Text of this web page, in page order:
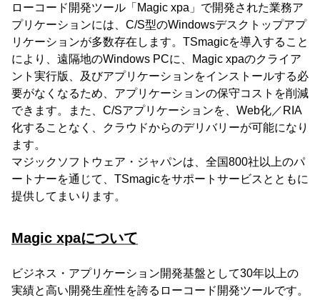
ローコード開発ツール「Magic xpa」で開発された業務ア
プリケーションには、C/S型のWindowsデスクトップアプ
リケーションが多数存在します。TSmagicを導入すること
により、遠隔地のWindows PCに、Magic xpaのクライア
ント実行版、及びアプリケーションをインストールする必
要がなくなるため、アプリケーションの保守コストを削減
できます。また、C/Sアプリケーションを、Web化／RIA
化することなく、クラウドからのデリバリーが可能になり
ます。
マジックソフトウェア・ジャパンは、全国800社以上のパ
ートナーを通じて、TSmagicをサポートサービスとともに
提供してまいります。
Magic xpaについて
ビジネス・アプリケーション開発基盤として30年以上の
実績と高い開発生産性を誇るローコード開発ツールです。